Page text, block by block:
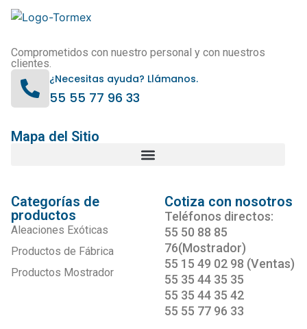
Comprometidos con nuestro personal y con nuestros
clientes.
¿Necesitas ayuda? Llámanos.
55 55 77 96 33
Mapa del Sitio
Categorías de
productos
Aleaciones Exóticas
Productos de Fábrica
Productos Mostrador
Cotiza con nosotros
Teléfonos directos:
55 50 88 85
76(Mostrador)
55 15 49 02 98 (Ventas)
55 35 44 35 35
55 35 44 35 42
55 55 77 96 33